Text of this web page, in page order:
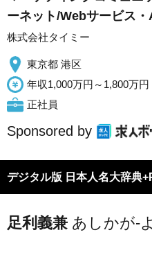
ーネット/Webサービス・
株式会社タイミー
東京都 港区
年収1,000万円～1,800万円
正社員
Sponsored by
デジタル版 日本人名大辞典
足利義兼 あしかが-